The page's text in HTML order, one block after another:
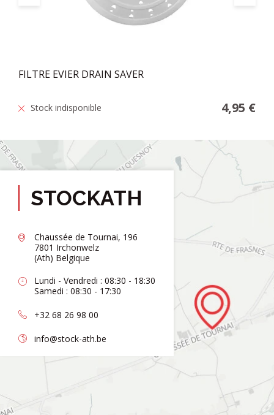
FILTRE EVIER DRAIN SAVER
Stock indisponible 4,95 €
STOCKATH
Chaussée de Tournai, 196
7801 Irchonwelz
(Ath) Belgique
Lundi - Vendredi : 08:30 - 18:30
Samedi : 08:30 - 17:30
+32 68 26 98 00
info@stock-ath.be